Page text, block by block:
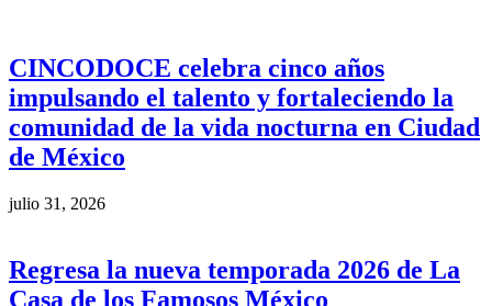
CINCODOCE celebra cinco años
impulsando el talento y fortaleciendo la
comunidad de la vida nocturna en Ciudad
de México
julio 31, 2026
Regresa la nueva temporada 2026 de La
Casa de los Famosos México